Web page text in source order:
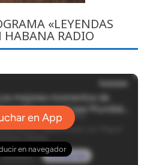
«LEYENDAS
HABANA RADIO